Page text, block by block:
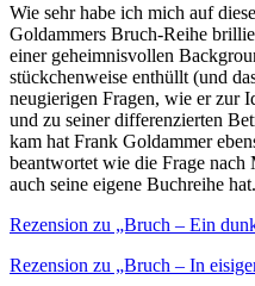
Wie sehr habe ich mich auf
Goldammers Bruch-Reihe
einer geheimnisvollen
stückchenweise enthüllt (und
neugierigen Fragen, wie er zur
und zu seiner differenzierten
kam hat Frank Goldammer
beantwortet wie die Frage
auch seine eigene Buchreihe
Rezension zu „Bruch – Ein
Rezension zu „Bruch – In